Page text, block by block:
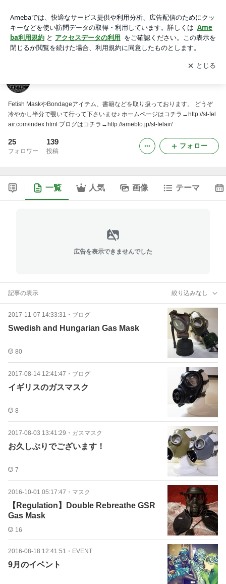
アプリをダウンロードして ブログの更新通知
を受け取りまし
ょう。
開く
Fetish MaskやBondageアイテム、書籍などを取り扱っております。 どうぞ
冷やかし半分で覗いて行って下さいませ♪ ホームページはコチラ→http://st-fel
air.com/index.html ブログはコチラ→http://ameblo.jp/st-felair/
25
フォロワー
139
投稿
フォロー
一覧 人気 画像 テーマ
広告を表示できませんでした
記事の表示 絞り込みなし
2017-11-07 14:33:31 ・ ブログ
Swedish and Hungarian Gas Mask
80
2017-08-14 12:41:47 ・ ブログ
イギリスのガスマスク
8
2017-08-03 13:41:29 ・ ガスマスク
お久しぶりでございます！
7
2016-10-01 05:17:47 ・ マスク
【Regulation】Double Rebreathe GSR
Gas Mask
16
2016-08-18 12:41:51 ・ EVENT
9月のイベント